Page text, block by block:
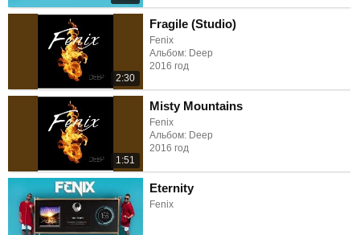
2:30
Fragile (Studio)
Fenix
Альбом: Deep
2016 год
1:51
Misty Mountains
Fenix
Альбом: Deep
2016 год
Eternity
Fenix